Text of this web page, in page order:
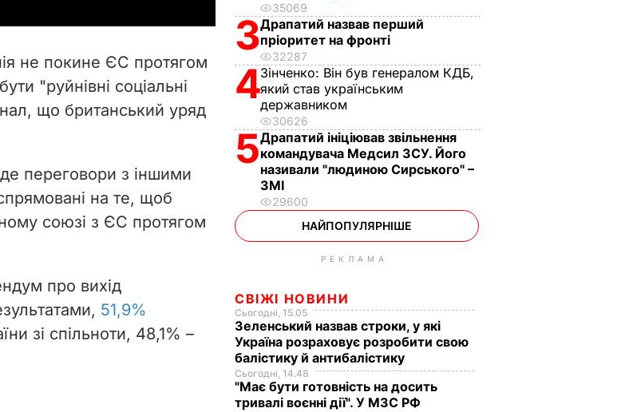
не покине ЄС протягом
"руйнівні соціальні
що британський уряд
переговори з іншими
на те, щоб
союзі з ЄС протягом
про вихід
51,9%
зі спільноти, 48,1% –
35069
3Драпатий назвав перший
пріоритет на фронті
32287
4Зінченко: Він був генералом КДБ,
який став українським
державником
30626
5Драпатий ініціював звільнення
командувача Медсил ЗСУ. Його
називали "людиною Сирського" –
ЗМІ
29600
НАЙПОПУЛЯРНІШЕ
РЕКЛАМА
СВІЖІ НОВИНИ
Сьогодні, 15.05
Зеленський назвав строки, у які
Україна розраховує розробити свою
балістику й антибалістику
Сьогодні, 14.48
"Має бути готовність на досить
тривалі воєнні дії". У МЗС РФ